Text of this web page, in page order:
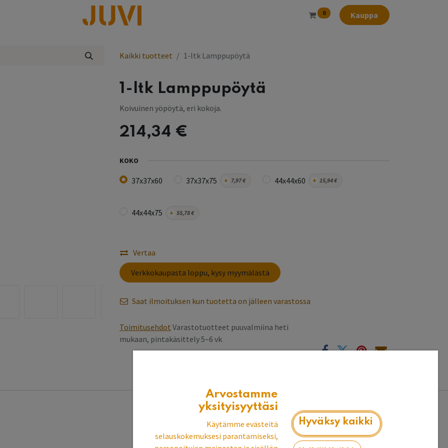
0 Kauppa
Kaikki tuotteet 1-ltk Lamppupöytä
1-ltk Lamppupöytä
Koivuinen yöpöytä, eri kokoja.
214,34 €
KOKO
37x37x60 37x37x75 + 7,97€ 44x44x60 + 15,94€
44x44x75 + 55,78€
Vertaa
​Verkkokaupasta loppu, kysy myymälästä
Saat ilmoituksen kun tuotetta on jälleen varastossa
Toimitusehdot Varastotuotteet puuvalmiina heti
mukaan, pintakäsittely 5~6 vk
Arvostamme
yksityisyyttäsi
Käytämme evästeitä
selauskokemuksesi parantamiseksi,
Hyväksy kaikki